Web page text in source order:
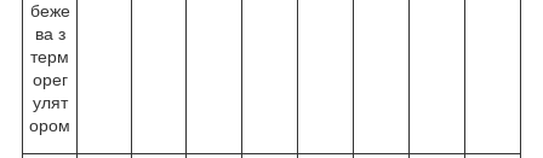
беже
ва з
терм
орег
улят
ором